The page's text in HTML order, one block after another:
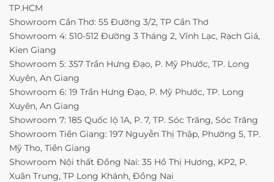
TP.HCM
Showroom Cần Thơ: 55 Đường 3/2, TP Cần Thơ
Showroom 4: 510-512 Đường 3 Tháng 2, Vĩnh Lạc, Rạch Giá,
Kien Giang
Showroom 5: 357 Trần Hưng Đạo, P. Mỹ Phước, TP. Long
Xuyên, An Giang
Showroom 6: 19 Trần Hưng Đạo, P. Mỹ Phước, TP. Long
Xuyên, An Giang
Showroom 7: 185 Quốc lộ 1A, P. 7, TP. Sóc Trăng, Sóc Trăng
Showroom Tiền Giang: 197 Nguyễn Thị Thập, Phường 5, TP.
Mỹ Tho, Tiền Giang
Showroom Nội thất Đồng Nai: 35 Hồ Thị Hương, KP2, P.
Xuân Trung, TP Long Khánh, Đồng Nai